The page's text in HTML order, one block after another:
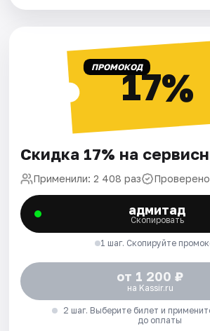
ПРОМОКОД17%
Скидка 17% на
Применили: 2 408 раз
адмитад
Скопировать
1 шаг. Скопируйте
от 1 200 ₽
на Kassir.ru
2 шаг. Выберите билет и
до оплаты